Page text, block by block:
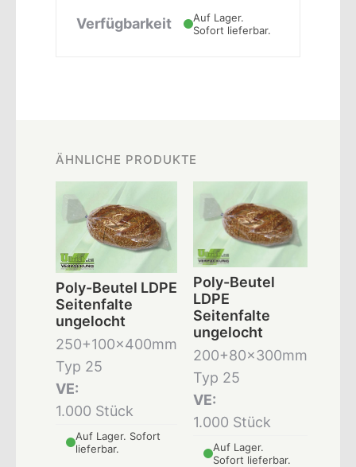
Verfügbarkeit
Auf Lager.
Sofort lieferbar.
ÄHNLICHE PRODUKTE
Poly-Beutel LDPE
Seitenfalte
ungelocht
250+100x400mm
Typ 25
VE:
1.000 Stück
Auf Lager. Sofort
lieferbar.
Poly-Beutel
LDPE
Seitenfalte
ungelocht
200+80x300mm
Typ 25
VE:
1.000 Stück
Auf Lager.
Sofort lieferbar.